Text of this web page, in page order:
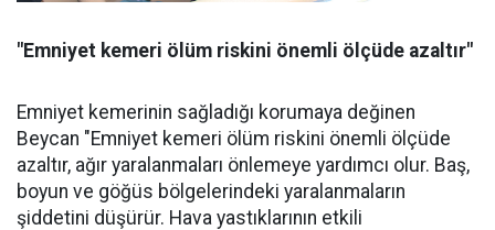
"Emniyet kemeri ölüm riskini önemli ölçüde azaltır"
Emniyet kemerinin sağladığı korumaya değinen
Beycan "Emniyet kemeri ölüm riskini önemli ölçüde
azaltır, ağır yaralanmaları önlemeye yardımcı olur. Baş,
boyun ve göğüs bölgelerindeki yaralanmaların
şiddetini düşürür. Hava yastıklarının etkili